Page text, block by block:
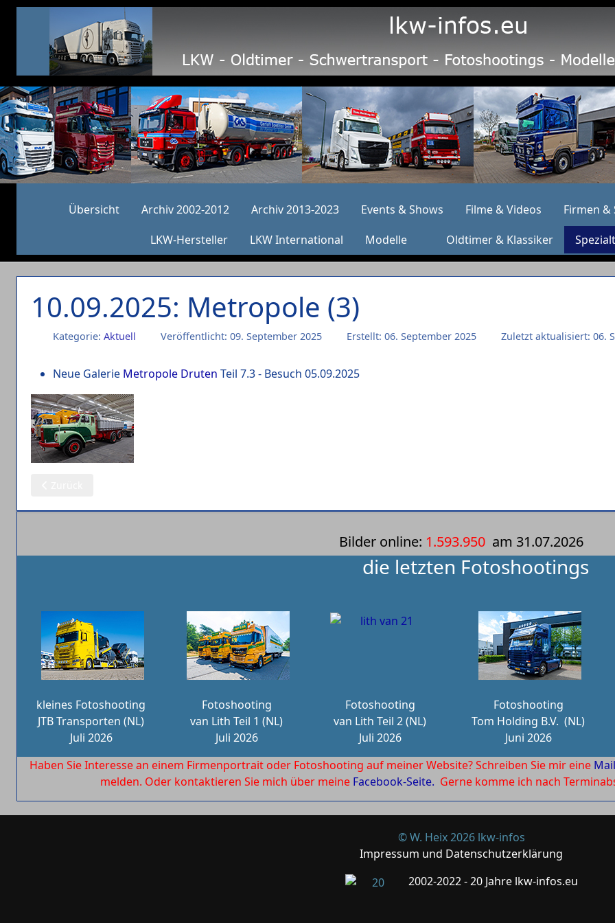
Übersicht Archiv 2002-2012 Archiv 2013-2023 Events & Shows Filme & Videos Firmen &
LKW-Hersteller
LKW International Modelle Oldtimer & Klassiker
10.09.2025: Metropole (3)
Kategorie: Aktuell Veröffentlicht: 09. September 2025 Erstellt: 06. September 2025 Zuletzt aktualisiert: 06.
Neue Galerie Metropole Druten Teil 7.3 - Besuch 05.09.2025
Bilder online: 1.593.950 am 31.07.2026
die letzten Fotoshootings
kleines Fotoshooting
JTB Transporten (NL)
Juli 2026
Fotoshooting
van Lith Teil 1 (NL)
Juli 2026
Fotoshooting
van Lith Teil 2 (NL)
Juli 2026
Fotoshooting
Tom Holding B.V. (NL)
Juni 2026
Haben Sie Interesse an einem Firmenportrait oder Fotoshooting auf meiner Website? Schreiben Sie mir eine Mail
melden. Oder kontaktieren Sie mich über meine Facebook-Seite. Gerne komme ich nach
© W. Heix 2026 lkw-infos
Impressum und Datenschutzerklärung
2002-2022 - 20 Jahre lkw-infos.eu